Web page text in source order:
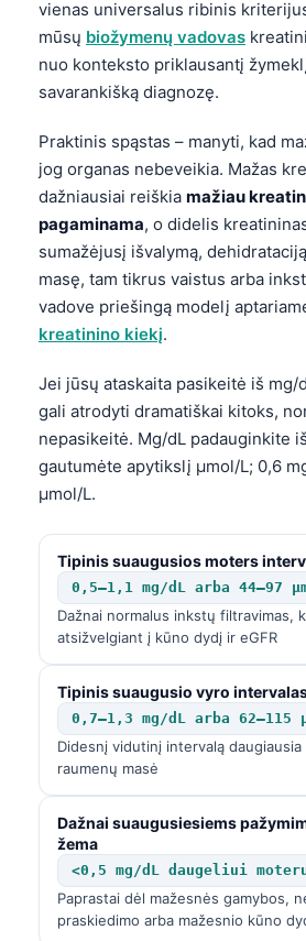
vienas universalus ribinis
mūsų biožymenų vadovas
nuo konteksto priklausantį
savarankišką diagnozę.
Praktinis spąstas – manyti, kad
jog organas nebeveikia. Mažas
dažniausiai reiškia mažiau
pagaminama, o didelis
sumažėjusį išvalymą,
masę, tam tikrus vaistus arba
vadove priešingą modelį
kreatinino kiekį.
Jei jūsų ataskaita pasikeitė iš mg/
gali atrodyti dramatiškai kitoks,
nepasikeitė. Mg/dL padauginkite
gautumėte apytikslį µmol/L; 0,6
µmol/L.
Tipinis suaugusios moters
0,5–1,1 mg/dL arba 44–97
Dažnai normalus inkstų filtravimas,
atsižvelgiant į kūno dydį ir eGFR
Tipinis suaugusio vyro
0,7–1,3 mg/dL arba 62–115
Didesnį vidutinį intervalą daugiausia
raumenų masė
Dažnai suaugusiesiems
žema
<0,5 mg/dL daugeliui
Paprastai dėl mažesnės gamybos,
praskiedimo arba mažesnio kūno